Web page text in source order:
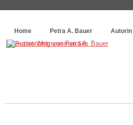
Home
Petra A. Bauer Autorin